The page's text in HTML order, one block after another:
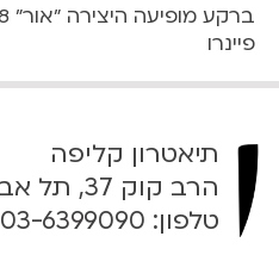
פיינרו
תיאטרון קליפה
הרב קוק 37, תל אביב
טלפון: 03-6399090